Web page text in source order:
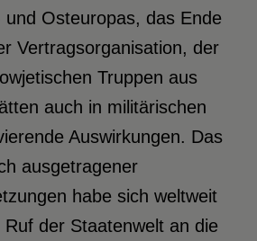
und Osteuropas, das Ende
Vertragsorganisation, der
Truppen aus
auch in militärischen
Auswirkungen. Das
ausgetragener
habe sich weltweit
der Staatenwelt an die